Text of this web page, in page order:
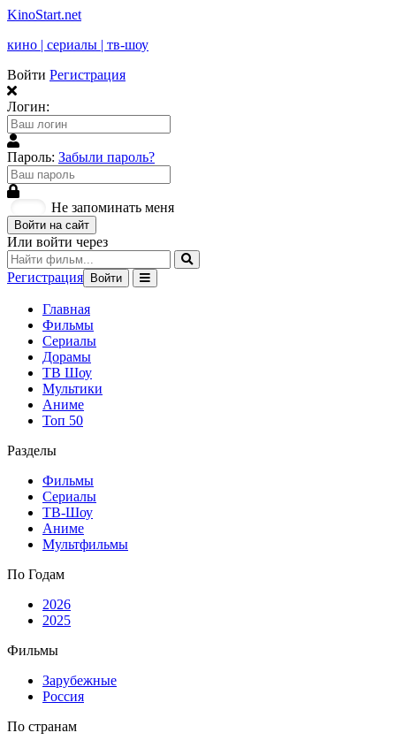
KinoStart.net
кино | сериалы | тв-шоу
Войти Регистрация
Логин:
Пароль: Забыли пароль?
Не запоминать меня
Войти на сайт
Или войти через
Регистрация Войти
Главная
Фильмы
Сериалы
Дорамы
ТВ Шоу
Мультики
Аниме
Топ 50
Разделы
Фильмы
Сериалы
ТВ-Шоу
Аниме
Мультфильмы
По Годам
2026
2025
Фильмы
Зарубежные
Россия
По странам